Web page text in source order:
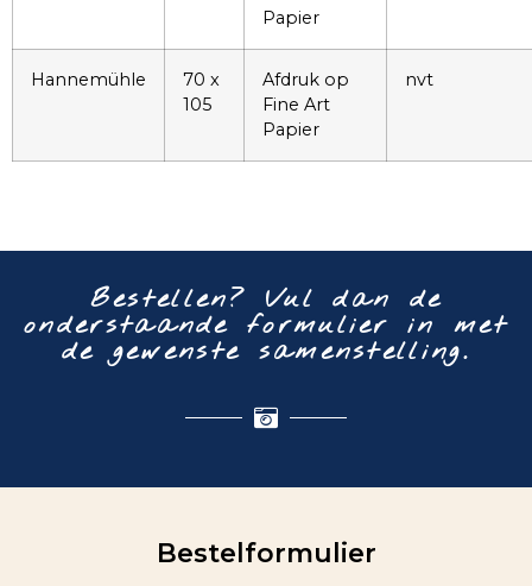
Papier
Hannemühle
70 x
105
Afdruk op
Fine Art
Papier
nvt
Bestellen? Vul dan de
onderstaande formulier in met
de gewenste samenstelling.
Bestelformulier